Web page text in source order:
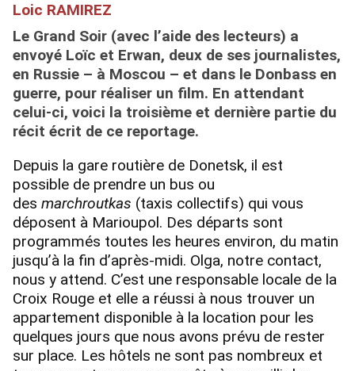
Loic RAMIREZ
Le Grand Soir (avec l’aide des lecteurs) a
envoyé Loïc et Erwan, deux de ses journalistes,
en Russie – à Moscou – et dans le Donbass en
guerre, pour réaliser un film. En attendant
celui-ci, voici la troisième et dernière partie du
récit écrit de ce reportage.
Depuis la gare routière de Donetsk, il est
possible de prendre un bus ou
des marchroutkas (taxis collectifs) qui vous
déposent à Marioupol. Des départs sont
programmés toutes les heures environ, du matin
jusqu’à la fin d’après-midi. Olga, notre contact,
nous y attend. C’est une responsable locale de la
Croix Rouge et elle a réussi à nous trouver un
appartement disponible à la location pour les
quelques jours que nous avons prévu de rester
sur place. Les hôtels ne sont pas nombreux et